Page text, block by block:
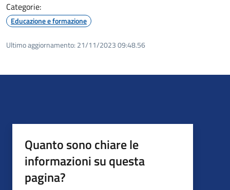
Categorie:
Educazione e formazione
Ultimo aggiornamento: 21/11/2023 09:48.56
Quanto sono chiare le
informazioni su questa
pagina?